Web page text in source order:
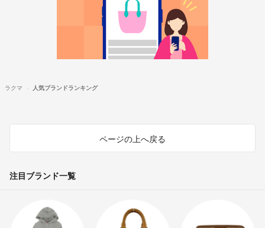
ラクマ 人気ブランドランキング
ページの上へ戻る
注目ブランド一覧